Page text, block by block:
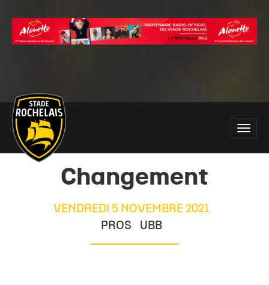
Main
site
navigation
Toggle
Changement
VENDREDI 5 NOVEMBRE 2021
PROS
UBB